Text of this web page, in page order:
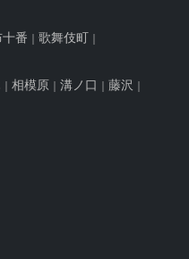
番 歌舞伎町
相模原 溝ノ口 藤沢